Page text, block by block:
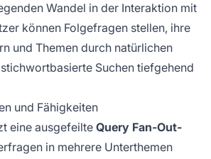
Wandel in der Interaktion mit
können Folgefragen stellen, ihre
und Themen durch natürlichen
Suchen tiefgehend
und Fähigkeiten
eine ausgefeilte Query Fan-Out-
in mehrere Unterthemen